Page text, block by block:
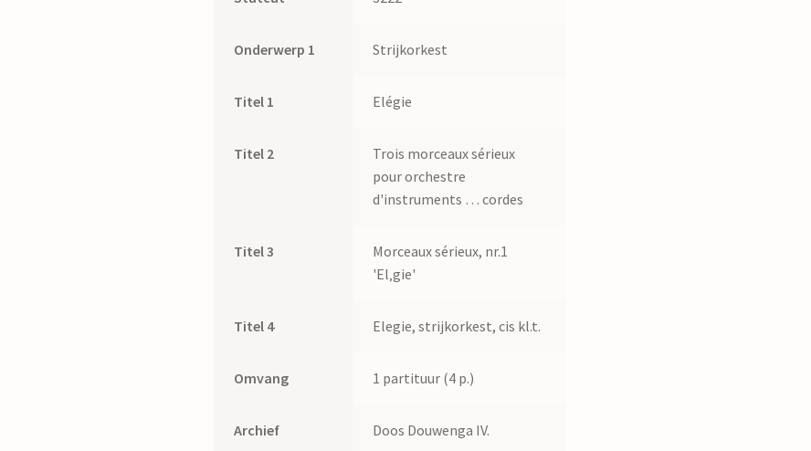
Onderwerp 1 Strijkorkest
Titel 1 Elégie
Titel 2
Trois morceaux sérieux
pour orchestre
d'instruments … cordes
Titel 3
Morceaux sérieux, nr.1
'El‚gie'
Titel 4 Elegie, strijkorkest, cis kl.t.
Omvang 1 partituur (4 p.)
Archief Doos Douwenga IV.